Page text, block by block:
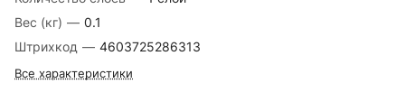
Вес (кг) — 0.1
Штрихкод — 4603725286313
Все характеристики